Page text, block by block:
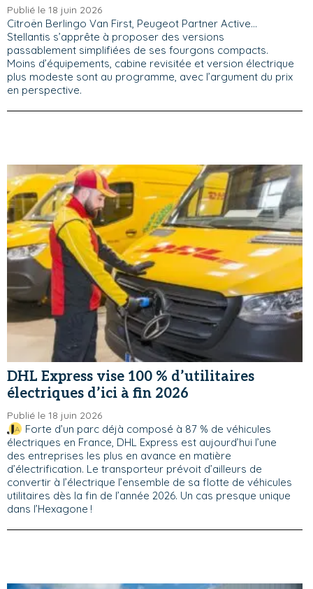
Publié le 18 juin 2026
Citroën Berlingo Van First, Peugeot Partner Active…
Stellantis s’apprête à proposer des versions
passablement simplifiées de ses fourgons compacts.
Moins d’équipements, cabine revisitée et version électrique
plus modeste sont au programme, avec l’argument du prix
en perspective.
DHL Express vise 100 % d’utilitaires
électriques d’ici à fin 2026
Publié le 18 juin 2026
Forte d’un parc déjà composé à 87 % de véhicules
électriques en France, DHL Express est aujourd’hui l’une
des entreprises les plus en avance en matière
d’électrification. Le transporteur prévoit d’ailleurs de
convertir à l’électrique l’ensemble de sa flotte de véhicules
utilitaires dès la fin de l’année 2026. Un cas presque unique
dans l’Hexagone !